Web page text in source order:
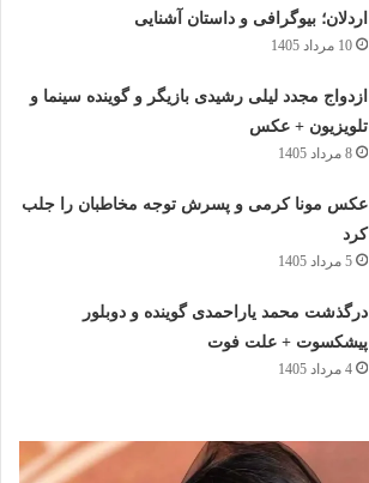
اردلان؛ بیوگرافی و داستان آشنایی
10 مرداد 1405
ازدواج مجدد لیلی رشیدی بازیگر و گوینده سینما و
تلویزیون + عکس
8 مرداد 1405
عکس مونا کرمی و پسرش توجه مخاطبان را جلب
کرد
5 مرداد 1405
درگذشت محمد یاراحمدی گوینده و دوبلور
پیشکسوت + علت فوت
4 مرداد 1405